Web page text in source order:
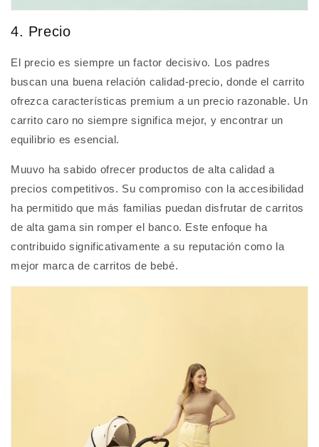
4. Precio
El precio es siempre un factor decisivo. Los padres
buscan una buena relación calidad-precio, donde el carrito
ofrezca características premium a un precio razonable. Un
carrito caro no siempre significa mejor, y encontrar un
equilibrio es esencial.
Muuvo ha sabido ofrecer productos de alta calidad a
precios competitivos. Su compromiso con la accesibilidad
ha permitido que más familias puedan disfrutar de carritos
de alta gama sin romper el banco. Este enfoque ha
contribuido significativamente a su reputación como la
mejor marca de carritos de bebé.